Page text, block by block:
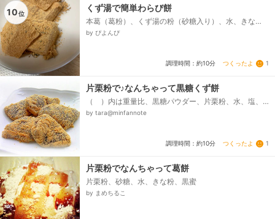
10位
くず湯で簡単わらび餅
本葛（葛粉）、くず湯の粉（砂糖入り）、水、きな
粉、黒胡麻
by ぴよんぴ
調理時間：約10分 つくったよ 1
片栗粉で♪なんちゃって黒糖くず餅
（ ）内は重量比、黒糖パウダー、片栗粉、水、塩、
きな粉
by tara@minfannote
調理時間：約10分 つくったよ 1
片栗粉でなんちゃって葛餅
片栗粉、砂糖、水、きな粉、黒蜜
by まめちるこ